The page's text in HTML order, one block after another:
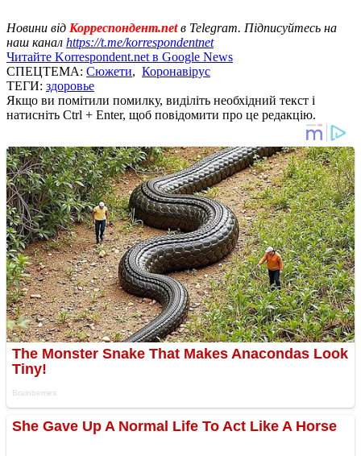
Новини від Корреспондент.netв Telegram. Підписуйтесь на
наш канал https://t.me/korrespondentnet
Читайте Korrespondent.net в Google News
СПЕЦТЕМА: Сюжети, Коронавірус
ТЕГИ: здоровье
Якщо ви помітили помилку, виділіть необхідний текст і
натисніть Ctrl + Enter, щоб повідомити про це редакцію.